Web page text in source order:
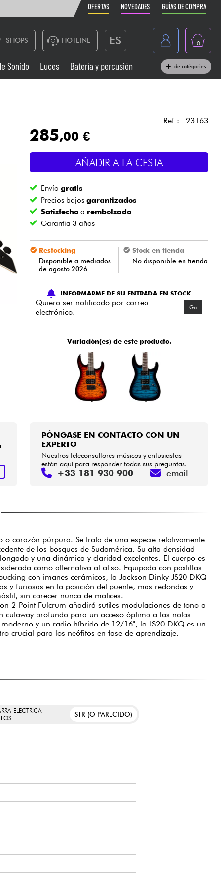
OFERTAS NOVEDADES GUÍAS DE COMPRA
SHOPS HOTLINE ES
France
Belgique
Nederland
0
Sistemas de Sonido
Vientos
Cables & Acces.
Sonido Luces Batería y percusión de catégories
Ref : 123163
285,00 €
AÑADIR A LA CESTA
Envíogratis
Precios bajosgarantizados
Satisfecho o rembolsado
Garantía 3 años
Restocking
Disponible a mediados
de agosto 2026
Stock en tienda
No disponible en tienda
INFORMARME DE SU ENTRADA EN STOCK
Quiero ser notificado por correo
electrónico.
Go
Variación(es) de este producto.
PÓNGASE EN CONTACTO CON UN
EXPERTO
Nuestros teleconsultores músicos y entusiastas
están aquí para responder todas sus preguntas.
+33 181 930 900 email
o corazón púrpura. Se trata de una especie relativamente
de los bosques de Sudamérica. Su alta densidad
y una dinámica y claridad excelentes. El cuerpo es
como alternativa al aliso. Equipada con pastillas
con imanes cerámicos, la Jackson Dinky JS20 DKQ
y furiosas en la posición del puente, más redondas y
sin carecer nunca de matices.
2-Point Fulcrum añadirá sutiles modulaciones de tono a
cutaway profundo para un acceso óptimo a las notas
y un radio híbrido de 12/16", la JS20 DKQ es un
crucial para los neófitos en fase de aprendizaje.
ELECTRICA
STR (O PARECIDO)